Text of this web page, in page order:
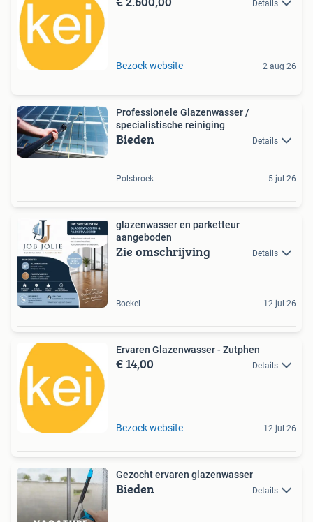
Details
Bezoek website 2 aug 26
Professionele Glazenwasser /
specialistische reiniging
Bieden Details
Polsbroek 5 jul 26
glazenwasser en parketteur
aangeboden
Zie omschrijving Details
Boekel 12 jul 26
Ervaren Glazenwasser - Zutphen
€ 14,00 Details
Bezoek website 12 jul 26
Gezocht ervaren glazenwasser
Bieden Details